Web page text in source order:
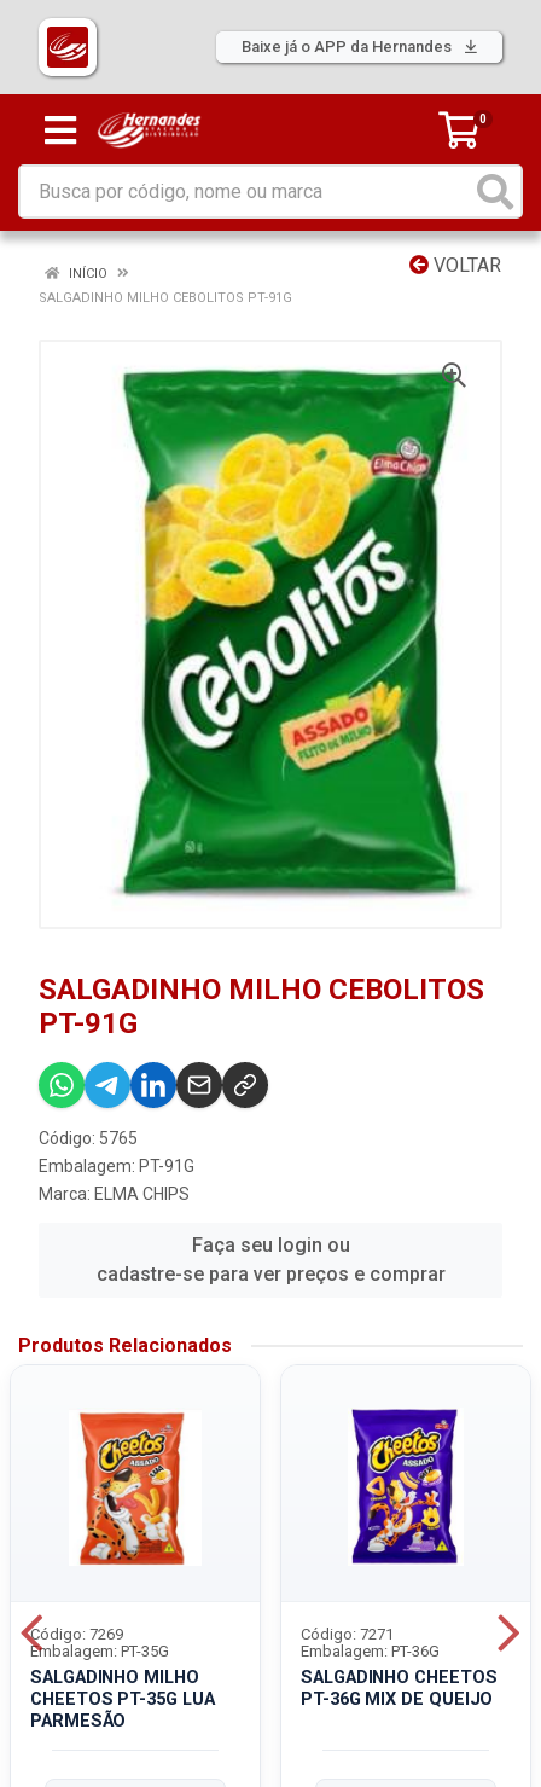
Baixe já o APP da Hernandes
0
VOLTAR
INÍCIO
SALGADINHO MILHO CEBOLITOS PT-91G
SALGADINHO MILHO CEBOLITOS
PT-91G
Código: 5765
Embalagem: PT-91G
Marca: ELMA CHIPS
Faça seu login ou
cadastre-se para ver preços e comprar
Produtos Relacionados
SALGADINHO MILHO
CHEETOS PT-35G LUA
PARMESÃO
Código: 7269
Embalagem: PT-35G
SALGADINHO CHEETOS
PT-36G MIX DE QUEIJO
Código: 7271
Embalagem: PT-36G